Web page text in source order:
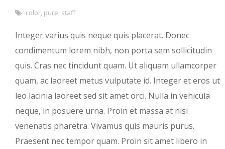
color, pure, staff
Integer varius quis neque quis placerat. Donec
condimentum lorem nibh, non porta sem sollicitudin
quis. Cras nec tincidunt quam. Ut aliquam ullamcorper
quam, ac laoreet metus vulputate id. Integer et eros ut
leo lacinia laoreet sed sit amet orci. Nulla in vehicula
neque, in posuere urna. Proin et massa at nisi
venenatis pharetra. Vivamus quis mauris purus.
Praesent nec tempor quam. Proin sit amet libero in